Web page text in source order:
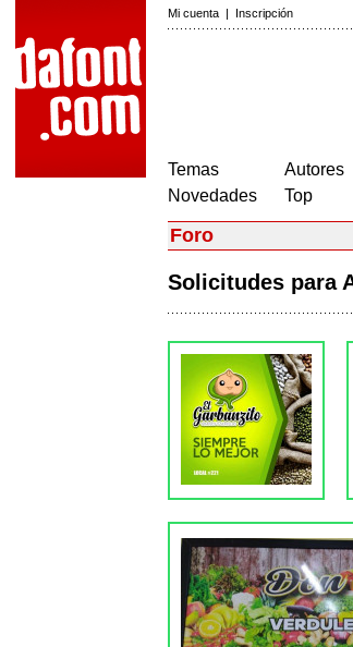
Mi cuenta | Inscripción
Temas
Novedades
Autores
Top
Foro
Solicitudes para